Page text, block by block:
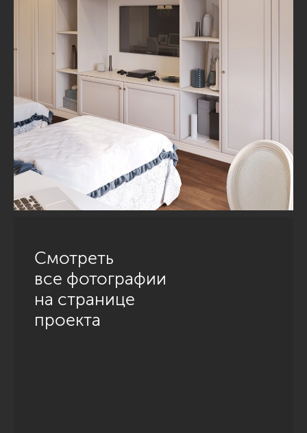
Смотреть
все фотографии
на странице
проекта